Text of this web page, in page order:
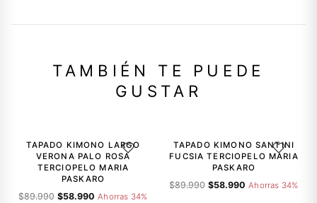
TAMBIÉN TE PUEDE
GUSTAR
AGREGAR A LA LISTA DE DESEOS
TAPADO KIMONO LARGO
VERONA PALO ROSA
TERCIOPELO MARIA
PASKARO
$89.990
El
$58.990
El
Ahorras 34%
AGREGAR
TAPADO KIMONO SANTINI
FUCSIA TERCIOPELO MARIA
PASKARO
$89.990
El
$58.990
El
Ahorras 34%